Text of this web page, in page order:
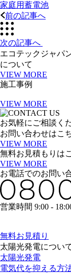
家庭用蓄電池
前の記事へ
次の記事へ
エコテックジャパ
について
VIEW MORE
施工事例
VIEW MORE
お気軽にご相談く
お問い合わせはこ
VIEW MORE
無料お見積もりは
VIEW MORE
お電話でのお問い
営業時間 9:00 -
無料お見積り
太陽光発電につい
太陽光発電
電気代を抑える方